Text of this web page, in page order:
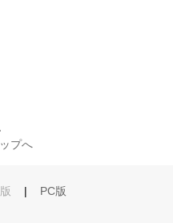
プへ
| PC版